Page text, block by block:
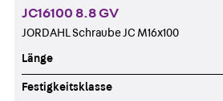
JC16100 8.8 GV
JORDAHL Schraube JC M16x100
Länge
Festigkeitsklasse